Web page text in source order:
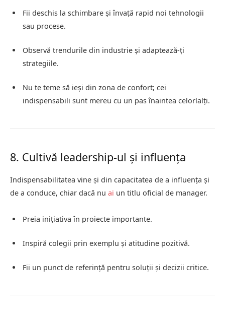
Fii deschis la schimbare și învață rapid noi tehnologii
sau procese.
Observă trendurile din industrie și adaptează-ți
strategiile.
Nu te teme să ieși din zona de confort; cei
indispensabili sunt mereu cu un pas înaintea celorlalți.
8. Cultivă leadership-ul și influența
Indispensabilitatea vine și din capacitatea de a influența și
de a conduce, chiar dacă nu ai un titlu oficial de manager.
Preia inițiativa în proiecte importante.
Inspiră colegii prin exemplu și atitudine pozitivă.
Fii un punct de referință pentru soluții și decizii critice.